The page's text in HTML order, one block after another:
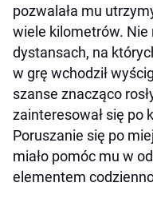
pozwalała mu
wiele kilometrów. Nie
dystansach, na
w grę wchodził
szanse znacząco
zainteresował się po
Poruszanie się po
miało pomóc mu w
elementem